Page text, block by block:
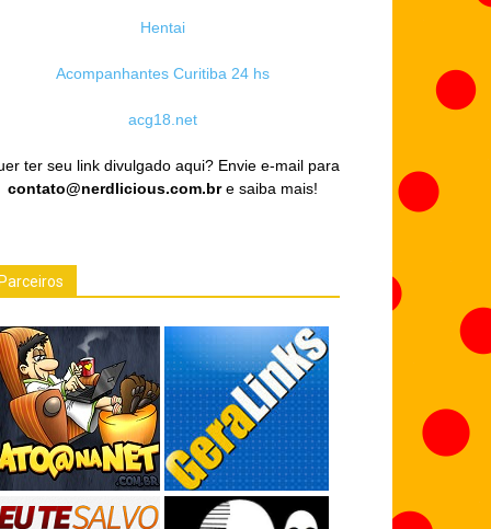
Hentai
Acompanhantes Curitiba 24 hs
acg18.net
ter seu link divulgado aqui? Envie e-mail para
contato@nerdlicious.com.bre saiba mais!